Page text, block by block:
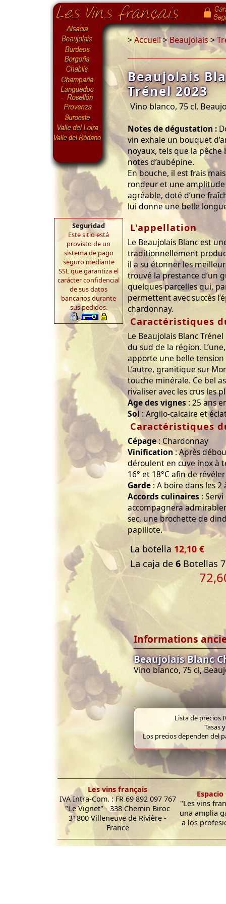
Seguridad
Este sitio está
provisto de un
sistema de pago
seguro mediante
SSL que garantiza el
carácter confidencial
de sus datos
bancarios durante
sus pedidos.
>Accueil>Beaujolais>
Beaujolais
Trénel 2023
Vino blanco, 75 cl,
Notes de dégustation :
vin exhale un bouquet
noyaux, tels que la pêche
notes d’aubépine.
En bouche, il est frais
rondeur et une amplitude
agréable, doté d’une
lui donne une belle
L'appellation
Le Beaujolais Blanc est
traditionnellement
il a su étonner les
trouvé la prestance d’un
quelques parcelles qui,
permettent avec succès
chardonnay.
Caractéristiques
Le Beaujolais Blanc
du sud de la région.
apporte une belle
L’autre, granitique sur
touche minérale. Ce bel
rivaliser avec les crus les
Age des vignes : 25 ans
Sol : Argilo-calcaire et
Caractéristiques
Cépage: Chardonnay
Vinification: Après
déroulent en cuve inox à
16° et 18°C afin de
Garde : A boire dans les 2
Accords culinaires :
accompagnera
sec, une brochette de
papillote.
La botella 12,10 €
La caja de 6 Botellas
Informations
Beaujolais Blanc
Vino blanco, 75 cl,
Lista de precios
Tasas
Los precios dependen del
Les vins français
IVA Intra-Com. : FR 69 892 097 767
"Le Vignet" - 338 Chemin Biroc
31800 Villeneuve de Rivière -
France
"Les vins
una amplia
a los